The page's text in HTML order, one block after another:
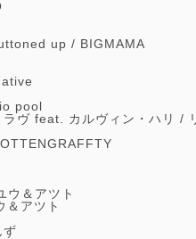
up / BIGMAMA
pool
ラヴ feat. カルヴィン・ハリ /
ウ＆アツト
＆アツト
ず